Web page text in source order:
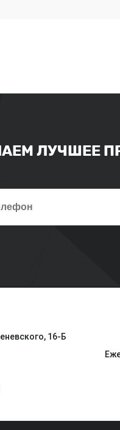
ЛУЧШЕЕ
16-Б